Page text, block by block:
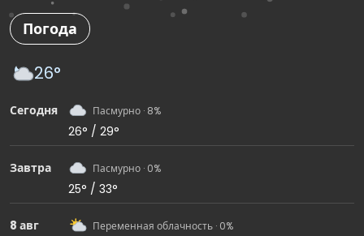
Погода
26°
Сегодня Пасмурно · 8%
26° / 29°
Завтра Пасмурно · 0%
25° / 33°
8 авг Переменная облачность · 0%